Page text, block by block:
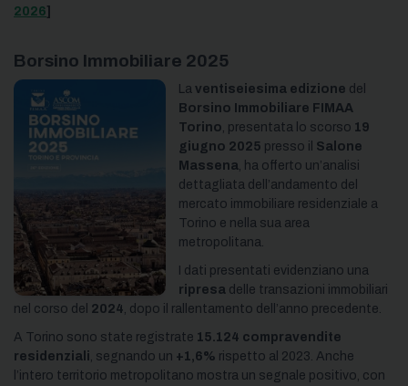
2026
Borsino Immobiliare 2025
Laventiseiesima edizione del
Borsino Immobiliare FIMAA
Torino , presentata lo scorso 19
giugno 2025 presso il Salone
Massena , ha offerto un’analisi
dettagliata dell’andamento del
mercato immobiliare residenziale a
Torino e nella sua area
metropolitana.
I dati presentati evidenziano una
ripresa delle transazioni immobiliari
nel corso del 2024 , dopo il rallentamento dell’anno precedente.
A Torino sono state registrate 15.124 compravendite
residenziali , segnando un +1,6% rispetto al 2023. Anche
l’intero territorio metropolitano mostra un segnale positivo, con